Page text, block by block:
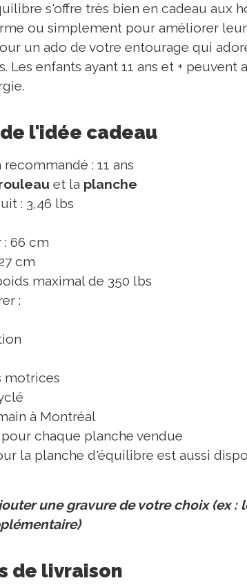
s'offre très bien en cadeau aux
ou simplement pour améliorer
un ado de votre entourage qui
Les enfants ayant 11 ans et +
l'idée cadeau
: 11 ans
et la planche
: 3,46 lbs
66 cm
cm
maximal de 350 lbs
:
motrices
à Montréal
chaque planche vendue
la planche d'équilibre est aussi
une gravure de votre choix (ex :
de livraison